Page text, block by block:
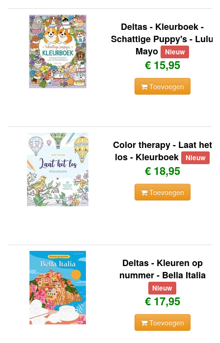
Deltas - Kleurboek -
Schattige Puppy's - Lulu
Mayo Nieuw
€ 15,95
Toevoegen
Color therapy - Laat het
los - Kleurboek Nieuw
€ 18,95
Toevoegen
Deltas - Kleuren op
nummer - Bella Italia
Nieuw
€ 17,95
Toevoegen